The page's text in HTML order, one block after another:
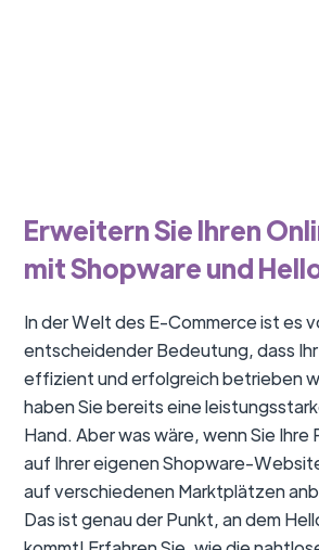
Erweitern Sie Ihren
mit Shopware und
In der Welt des E-Commerce ist es
entscheidender Bedeutung, dass
effizient und erfolgreich betrieben
haben Sie bereits eine
Hand. Aber was wäre, wenn Sie Ihre
auf Ihrer eigenen Shopware-
auf verschiedenen Marktplätzen
Das ist genau der Punkt, an dem